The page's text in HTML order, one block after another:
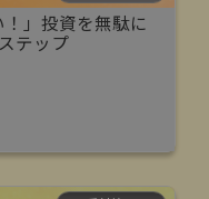
！」投資を無駄に
テップ